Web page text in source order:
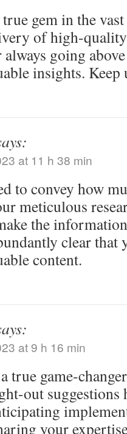
gem in the
of high-
going
insights.
at 11 h 38 min
to convey how
meticulous
the
clear that
content.
at 9 h 16 min
true game-
out
your